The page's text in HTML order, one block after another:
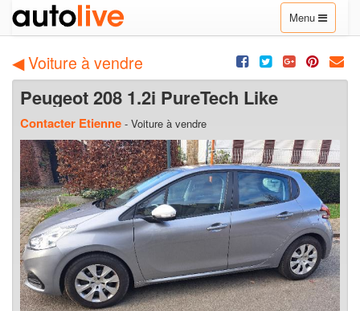
Toggle
navigation
Menu
◀ Voiture à vendre
Peugeot 208 1.2i PureTech Like
Contacter Etienne - Voiture à vendre